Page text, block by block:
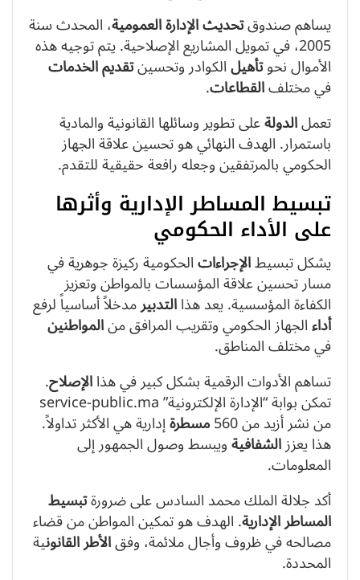
يساهم صندوقتحديثالإدارة العمومية، المحدث سنة
2005، في تمويل المشاريع الإصلاحية. يتم توجيه هذه
الأموال نحوتأهيلالكوادر وتحسينتقديمالخدمات
في مختلفالقطاعات.
تعملالدولةعلى تطوير وسائلها القانونية والمادية
باستمرار. الهدف النهائي هو تحسين علاقة الجهاز
الحكومي بالمرتفقين وجعله رافعة حقيقية للتقدم.
تبسيط المساطر الإدارية وأثرها
على الأداء الحكومي
يشكل تبسيطالإجراءاتالحكومية ركيزة جوهرية في
مسار تحسين علاقة المؤسسات بالمواطن وتعزيز
الكفاءة المؤسسية. يعد هذاالتدبيرمدخلاً أساسياً لرفع
أداءالجهاز الحكومي وتقريب المرافق منالمواطنين
في مختلف المناطق.
تساهم الأدوات الرقمية بشكل كبير في هذاالإصلاح.
تمكن بوابة “الإدارة الإلكترونية” service-public.ma
من نشر أزيد من 560 مسطرةإدارية هي الأكثر تداولاً.
هذا يعززالشفافيةويبسط وصول الجمهور إلى
المعلومات.
أكد جلالة الملك محمد السادس على ضرورةتبسيط
المساطر الإدارية. الهدف هو تمكين المواطن من قضاء
مصالحه في ظروف وأجال ملائمة، وفقالأطرالقانونية
المحددة.